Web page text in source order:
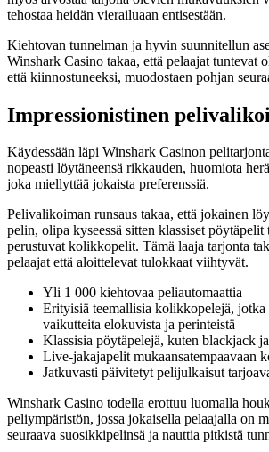
tehostaa heidän vierailuaan entisestään.
Kiehtovan tunnelman ja hyvin suunnitellun
Winshark Casino takaa, että pelaajat tuntevat
että kiinnostuneeksi, muodostaen pohjan
Impressionistinen
Käydessään läpi Winshark Casinon
nopeasti löytäneensä rikkauden, huomiota
joka miellyttää jokaista preferenssiä.
Pelivalikoiman runsaus takaa, että jokainen
pelin, olipa kyseessä sitten klassiset pöytäpelit
perustuvat kolikkopelit. Tämä laaja tarjonta
pelaajat että aloittelevat tulokkaat viihtyvät.
Yli 1 000 kiehtovaa peliautomaattia
Erityisiä teemallisia kolikkopelejä, jotka
vaikutteita elokuvista ja perinteistä
Klassisia pöytäpelejä, kuten blackjack
Live-jakajapelit mukaansatempaavaan
Jatkuvasti päivitetyt pelijulkaisut
Winshark Casino todella erottuu luomalla
peliympäristön, jossa jokaisella pelaajalla on
seuraava suosikkipelinsä ja nauttia pitkistä